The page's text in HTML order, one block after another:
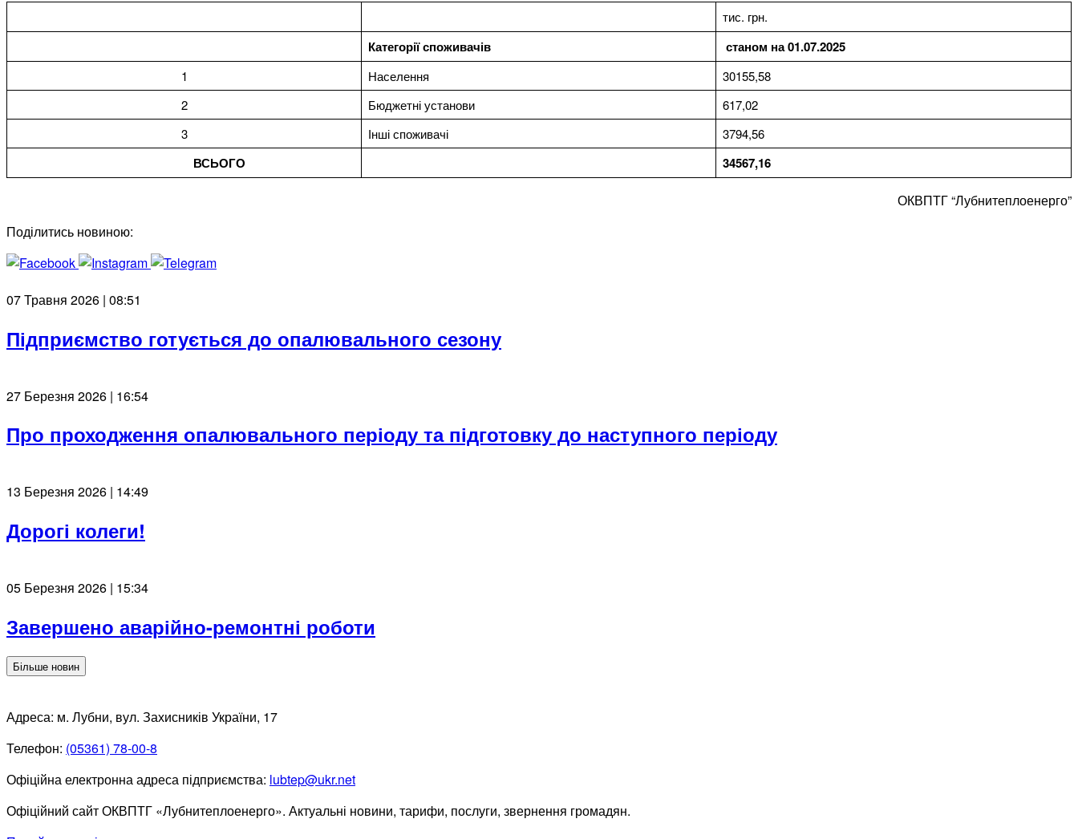
тис. грн.
Категорії споживачів станом на 01.07.2025
1 Населення
30155,58
2
Бюджетні установи
617,02
3
Інші споживачі 3794,56
ВСЬОГО 34567,16
ОКВПТГ “Лубнитеплоенерго”
Поділитись новиною:
07 Травня 2026 | 08:51
Підприємство готується до опалювального сезону
27 Березня 2026 | 16:54
Про проходження опалювального періоду та підготовку до наступного періоду
13 Березня 2026 | 14:49
Дорогі колеги!
05 Березня 2026 | 15:34
Завершено аварійно-ремонтні роботи
Більше новин
Адреса: м. Лубни, вул. Захисників України, 17
Телефон: (05361) 78-00-8
Офіційна електронна адреса підприємства: lubtep@ukr.net
Офіційний сайт ОКВПТГ «Лубнитеплоенерго». Актуальні новини, тарифи, послуги, звернення громадян.